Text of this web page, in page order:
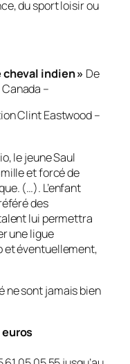
du sport loisir ou
cheval indien » De
–
Clint Eastwood –
le jeune Saul
et forcé de
(…). L’enfant
des
lui permettra
une ligue
et éventuellement,
ne sont jamais bien